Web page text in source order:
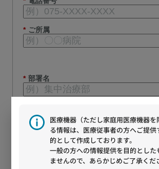
* ご所属
* 部署名
医療機器（ただし家庭用医療機器を
る情報は、医療従事者の方へご提供
的として作成しております。
一般の方への情報提供を目的とした
ませんので、あらかじめご了承くだ